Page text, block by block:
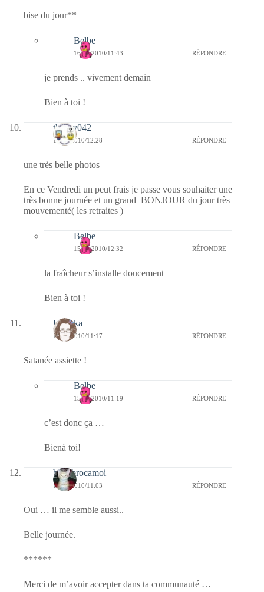
bise du jour**
Belbe
16/10/2010/11:43 RÉPONDRE
je prends .. vivement demain
Bien à toi !
thierry042
15/10/2010/12:28 RÉPONDRE
une très belle photos
En ce Vendredi un peut frais je passe vous souhaiter une
très bonne journée et un grand BONJOUR du jour très
mouvementé( les retraites )
Belbe
15/10/2010/12:32 RÉPONDRE
la fraîcheur s’installe doucement
Bien à toi !
Heyoka
15/10/2010/11:17 RÉPONDRE
Satanée assiette !
Belbe
15/10/2010/11:19 RÉPONDRE
c’est donc ça …
Bienà toi!
bricabrocamoi
15/10/2010/11:03 RÉPONDRE
Oui … il me semble aussi..
Belle journée.
******
Merci de m’avoir accepter dans ta communauté …